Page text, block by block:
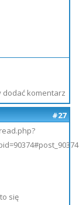
dodać komentarz
#27
się